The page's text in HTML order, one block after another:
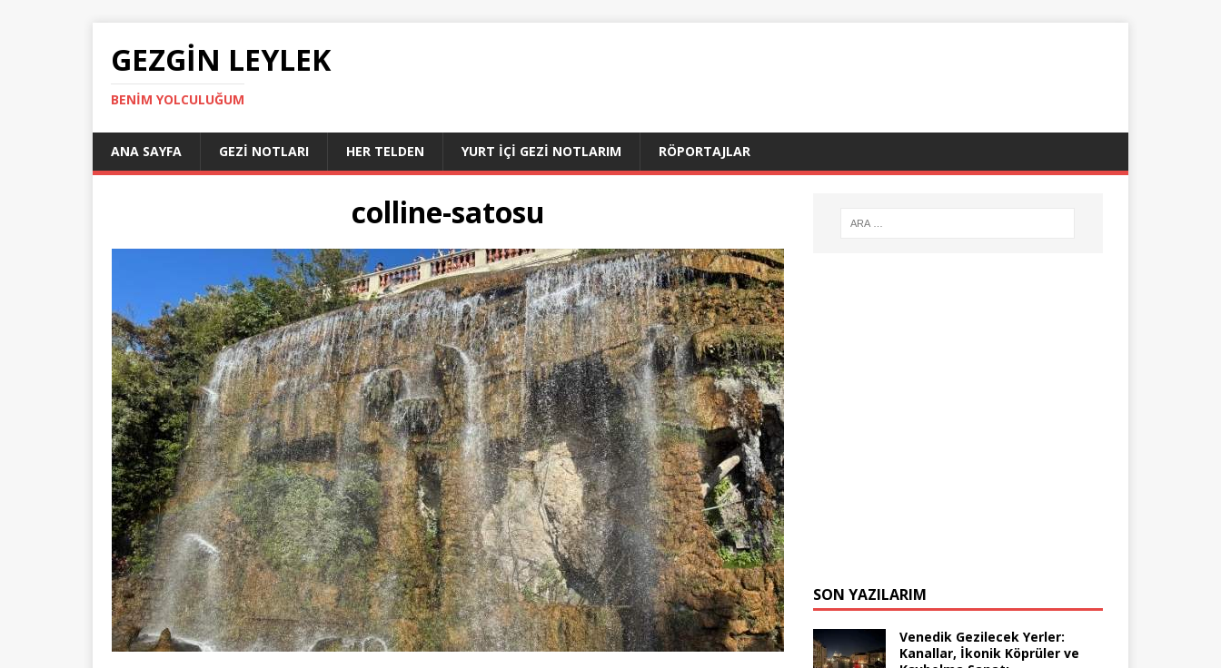
GEZGIN LEYLEK
BENIM YOLCULUĞUM
ANA SAYFA GEZI NOTLARI HER TELDEN YURT İÇI GEZI NOTLARIM RÖPORTAJLAR
colline-satosu
SON YAZILARIM
Venedik Gezilecek Yerler:
Kanallar, İkonik Köprüler ve